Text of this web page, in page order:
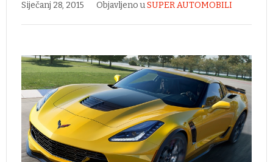
Siječanj 28, 2015 Objavljeno uSUPER AUTOMOBILI